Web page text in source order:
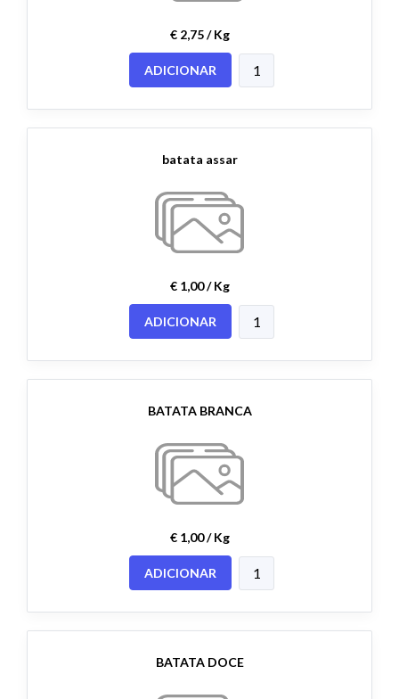
€ 2,75 / Kg
ADICIONAR
batata assar
€ 1,00 / Kg
ADICIONAR
BATATA BRANCA
€ 1,00 / Kg
ADICIONAR
BATATA DOCE